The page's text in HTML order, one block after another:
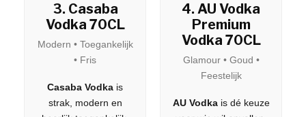
3. Casaba
Vodka 70CL
Modern • Toegankelijk
• Fris
Casaba Vodka is
strak, modern en
4. AU Vodka
Premium
Vodka 70CL
Glamour • Goud •
Feestelijk
AU Vodkais dé keuze